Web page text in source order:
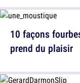
10 façons
prend du plaisir